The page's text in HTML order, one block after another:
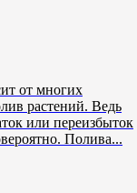
от многих
растений. Ведь
или переизбыток
Полива...